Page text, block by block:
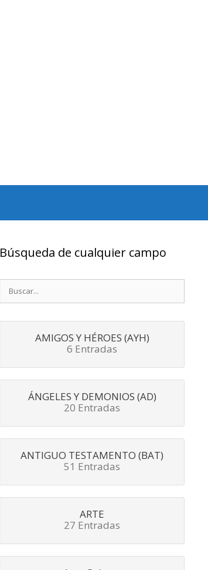
Búsqueda de cualquier campo
AMIGOS Y HÉROES (AYH)
6 Entradas
ÁNGELES Y DEMONIOS (AD)
20 Entradas
ANTIGUO TESTAMENTO (BAT)
51 Entradas
ARTE
27 Entradas